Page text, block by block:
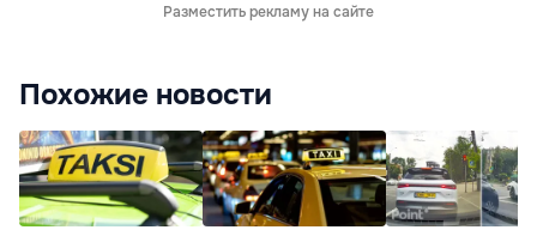
Разместить рекламу на сайте
Похожие новости